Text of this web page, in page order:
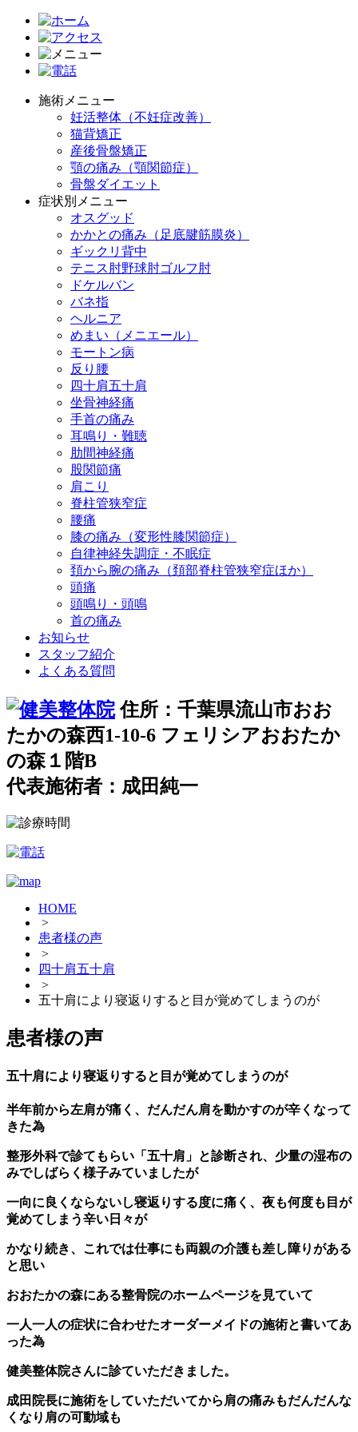
施術メニュー
妊活整体（不妊症改善）
猫背矯正
産後骨盤矯正
顎の痛み（顎関節症）
骨盤ダイエット
症状別メニュー
オスグッド
かかとの痛み（足底腱筋膜炎）
ギックリ背中
テニス肘野球肘ゴルフ肘
ドケルバン
バネ指
ヘルニア
めまい（メニエール）
モートン病
反り腰
四十肩五十肩
坐骨神経痛
手首の痛み
耳鳴り・難聴
肋間神経痛
股関節痛
肩こり
脊柱管狭窄症
腰痛
膝の痛み（変形性膝関節症）
自律神経失調症・不眠症
頚から腕の痛み（頚部脊柱管狭窄症ほか）
頭痛
頭鳴り・頭鳴
首の痛み
お知らせ
スタッフ紹介
よくある質問
住所：千葉県流山市おお
たかの森西1-10-6 フェリシアおおたか
の森１階B
代表施術者：成田純一
HOME
>
患者様の声
>
四十肩五十肩
>
五十肩により寝返りすると目が覚めてしまうのが
患者様の声
五十肩により寝返りすると目が覚めてしまうのが
半年前から左肩が痛く、だんだん肩を動かすのが辛くなって
きた為
整形外科で診てもらい「五十肩」と診断され、少量の湿布の
みでしばらく様子みていましたが
一向に良くならないし寝返りする度に痛く、夜も何度も目が
覚めてしまう辛い日々が
かなり続き、これでは仕事にも両親の介護も差し障りがある
と思い
おおたかの森にある整骨院のホームページを見ていて
一人一人の症状に合わせたオーダーメイドの施術と書いてあ
った為
健美整体院さんに診ていただきました。
成田院長に施術をしていただいてから肩の痛みもだんだんな
くなり肩の可動域も